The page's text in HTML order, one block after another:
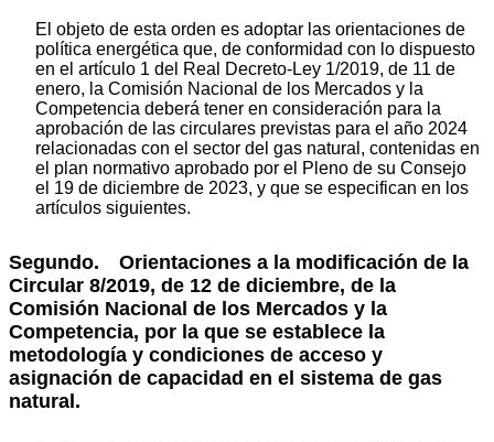
El objeto de esta orden es adoptar las orientaciones de
política energética que, de conformidad con lo dispuesto
en el artículo 1 del Real Decreto-Ley 1/2019, de 11 de
enero, la Comisión Nacional de los Mercados y la
Competencia deberá tener en consideración para la
aprobación de las circulares previstas para el año 2024
relacionadas con el sector del gas natural, contenidas en
el plan normativo aprobado por el Pleno de su Consejo
el 19 de diciembre de 2023, y que se especifican en los
artículos siguientes.
Segundo. Orientaciones a la modificación de la
Circular 8/2019, de 12 de diciembre, de la
Comisión Nacional de los Mercados y la
Competencia, por la que se establece la
metodología y condiciones de acceso y
asignación de capacidad en el sistema de gas
natural.